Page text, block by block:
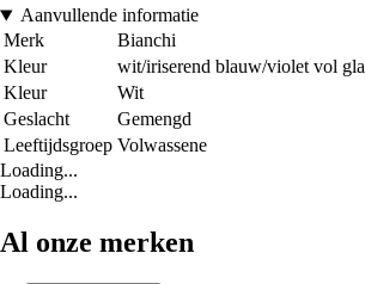
Aanvullende informatie
Merk
Bianchi
Kleur
wit/iriserend blauw/violet vol
Kleur
Wit
Geslacht
Gemengd
Leeftijdsgroep Volwassene
Loading...
Loading...
Al onze merken